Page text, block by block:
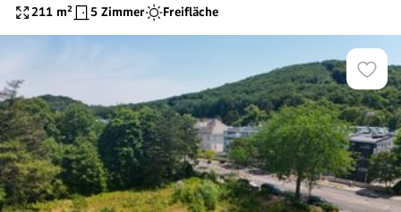
211 m² 5 Zimmer Freifläche